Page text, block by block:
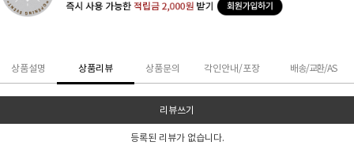
상품설명 상품리뷰 상품문의 각인안내/포장 배송/교환/AS
리뷰쓰기
등록된 리뷰가 없습니다.